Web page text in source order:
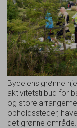
Bydelens grønne
aktivitetstilbud for
og store
opholdssteder,
det grønne område.